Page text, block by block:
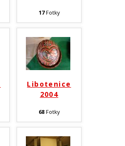
17Fotky
Libotenice
2004
68Fotky